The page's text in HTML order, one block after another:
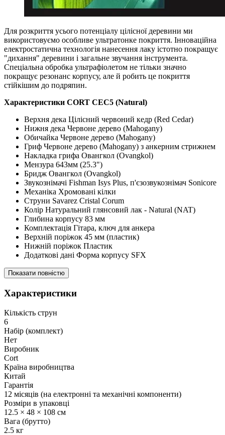
Для розкриття усього потенціалу цілісної деревини ми
використовуємо особливе ультратонке покриття. Інноваційна
електростатична технологія нанесення лаку істотно покращує
"дихання" деревини і загальне звучання інструмента.
Спеціальна обробка ультрафіолетом не тільки значно
покращує резонанс корпусу, але й робить це покриття
стійкішим до подряпин.
Характеристики CORT CEC5 (Natural)
Верхня дека Цілісний червоний кедр (Red Cedar)
Нижня дека Червоне дерево (Mahogany)
Обичайка Червоне дерево (Mahogany)
Гриф Червоне дерево (Mahogany) з анкерним стрижнем
Накладка грифа Овангкол (Ovangkol)
Мензура 643мм (25.3")
Бридж Овангкол (Ovangkol)
Звукознімачі Fishman Isys Plus, п'єзозвукознімач Sonicore
Механіка Хромовані кілки
Струни Savarez Cristal Corum
Колір Натуральний глянсовий лак - Natural (NAT)
Глибина корпусу 83 мм
Комплектація Гітара, ключ для анкера
Верхній поріжок 45 мм (пластик)
Нижній поріжок Пластик
Додаткові дані Форма корпусу SFX
Показати повністю
Характеристики
Кількість струн
6
Набір (комплект)
Нет
Виробник
Cort
Країна виробництва
Китай
Гарантія
12 місяців (на електронні та механічні компоненти)
Розміри в упаковці
12.5 × 48 × 108 см
Вага (брутто)
2.5 кг